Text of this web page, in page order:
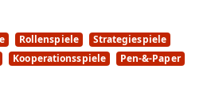
Rollenspiele
Strategiespiele
Kooperationsspiele
Pen-&-Paper